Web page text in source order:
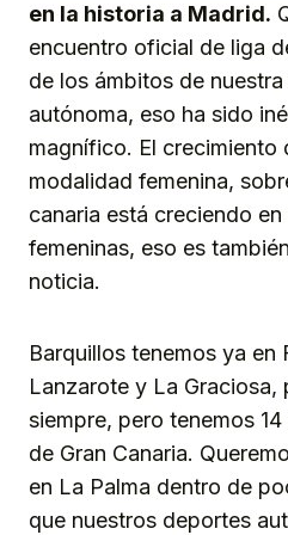
en la historia a Madrid.
encuentro oficial de liga
de los ámbitos de
autónoma, eso ha sido
magnífico. El crecimiento
modalidad femenina,
canaria está creciendo
femeninas, eso es
noticia.
Barquillos tenemos ya en
Lanzarote y La
siempre, pero tenemos
de Gran Canaria.
en La Palma dentro de
que nuestros deportes